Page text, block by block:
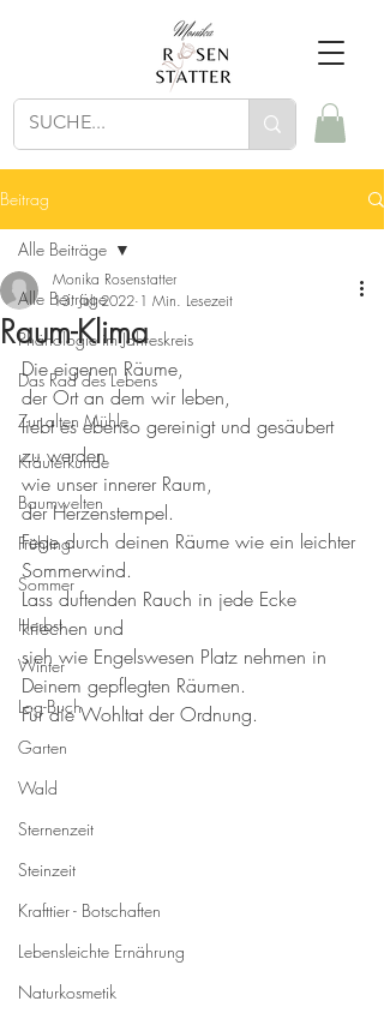
Beitrag
Alle Beiträge
Phänologie im Jahreskreis
Das Rad des Lebens
Zur alten Mühle
Kräuterkunde
Baumwelten
Frühling
Sommer
Herbst
Winter
Log-Buch
Garten
Wald
Sternenzeit
Steinzeit
Krafttier - Botschaften
Lebensleichte Ernährung
Naturkosmetik
Alle Beiträge
Raum-Klima
Monika Rosenstatter
13. Juli 2022 1 Min. Lesezeit
Die eigenen Räume,
der Ort an dem wir leben,
liebt es ebenso gereinigt und gesäubert
zu werden
wie unser innerer Raum,
der Herzenstempel.
Fege durch deinen Räume wie ein leichter
Sommerwind.
Lass duftenden Rauch in jede Ecke
kriechen und
sieh wie Engelswesen Platz nehmen in
Deinem gepflegten Räumen.
Für die Wohltat der Ordnung.